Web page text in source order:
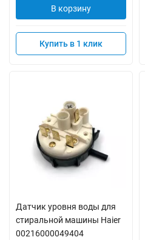
В корзину
Купить в 1 клик
Датчик уровня воды для
стиральной машины Haier
00216000049404